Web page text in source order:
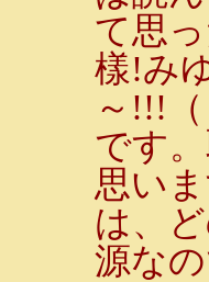
て思
樣!み
～!!!
です
思い
は、
源なの